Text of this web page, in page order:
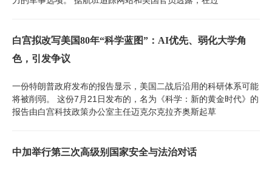
白宫拟改写美国80年“科学蓝图”：AI优先、弱化大学角
色，引发争议
一份特朗普政府发布的报告显示，美国二战后沿用的科研体系可能
将被削弱。 这份7月21日发布的，名为《科学：新的黄金时代》的
报告由白宫科技政策办公室主任迈克尔克拉齐奥斯起草
中加举行第三次高级别国家安全与法治对话